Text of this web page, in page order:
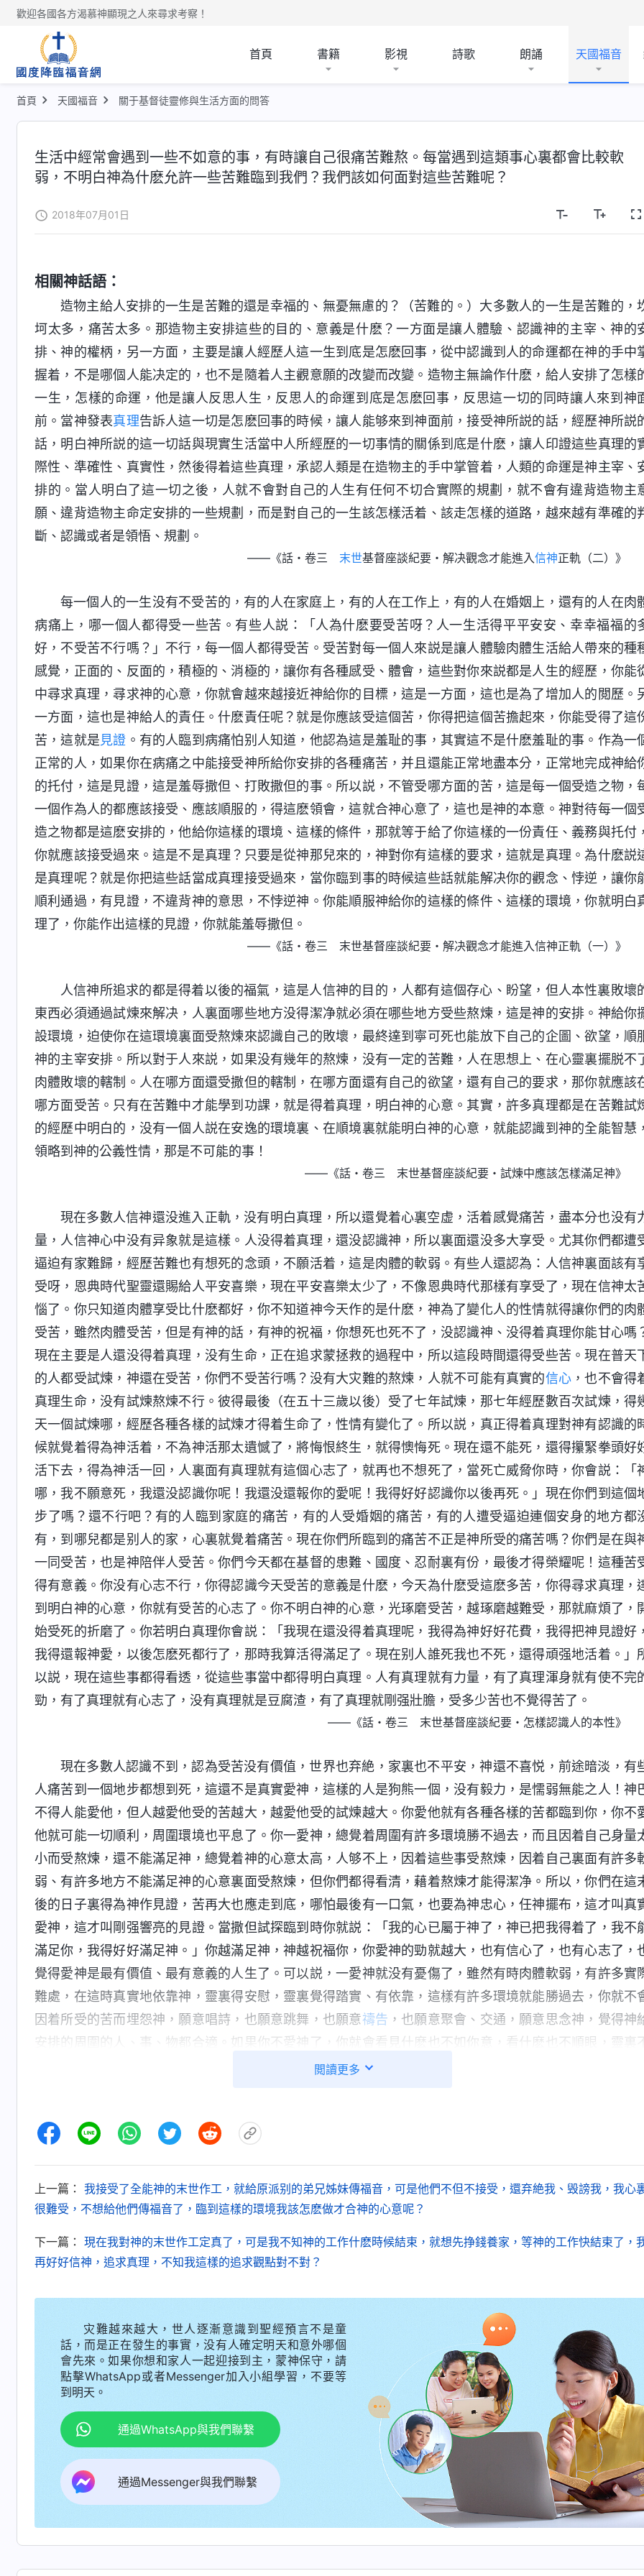
歡迎各國各方渴慕神顯現之人來尋求考察！
首頁 書籍 影視 詩歌 朗誦 天國福音
首頁 天國福音 關于基督徒靈修與生活方面的問答
生活中經常會遇到一些不如意的事，有時讓自己很痛苦難熬。每當遇到這類事心裏都會比較軟
弱，不明白神為什麽允許一些苦難臨到我們？我們該如何面對這些苦難呢？
2018年07月01日
相關神話語：
造物主給人安排的一生是苦難的還是幸福的、無憂無慮的？（苦難的。）大多數人的一生是苦難的，
坷太多，痛苦太多。那造物主安排這些的目的、意義是什麽？一方面是讓人體驗、認識神的主宰、神的
排、神的權柄，另一方面，主要是讓人經歷人這一生到底是怎麽回事，從中認識到人的命運都在神的手中
握着，不是哪個人能决定的，也不是隨着人主觀意願的改變而改變。造物主無論作什麽，給人安排了怎樣
一生，怎樣的命運，他是讓人反思人生，反思人的命運到底是怎麽回事，反思這一切的同時讓人來到神
前。當神發表真理告訴人這一切是怎麽回事的時候，讓人能够來到神面前，接受神所説的話，經歷神所説
話，明白神所説的這一切話與現實生活當中人所經歷的一切事情的關係到底是什麽，讓人印證這些真理的
際性、準確性、真實性，然後得着這些真理，承認人類是在造物主的手中掌管着，人類的命運是神主宰、
排的。當人明白了這一切之後，人就不會對自己的人生有任何不切合實際的規劃，就不會有違背造物主
願、違背造物主命定安排的一些規劃，而是對自己的一生該怎樣活着、該走怎樣的道路，越來越有準確的
斷、認識或者是領悟、規劃。
——《話・卷三末世基督座談紀要・解决觀念才能進入信神正軌（二）》
每一個人的一生没有不受苦的，有的人在家庭上，有的人在工作上，有的人在婚姻上，還有的人在肉
病痛上，哪一個人都得受一些苦。有些人説：「人為什麽要受苦呀？人一生活得平平安安、幸幸福福的
好，不受苦不行嗎？」不行，每一個人都得受苦。受苦對每一個人來説是讓人體驗肉體生活給人帶來的種
感覺，正面的、反面的，積極的、消極的，讓你有各種感受、體會，這些對你來説都是人生的經歷，你能
中尋求真理，尋求神的心意，你就會越來越接近神給你的目標，這是一方面，這也是為了增加人的閲歷。
一方面，這也是神給人的責任。什麽責任呢？就是你應該受這個苦，你得把這個苦擔起來，你能受得了這
苦，這就是見證 。有的人臨到病痛怕别人知道，他認為這是羞耻的事，其實這不是什麽羞耻的事。作為一
正常的人，如果你在病痛之中能接受神所給你安排的各種痛苦，并且還能正常地盡本分，正常地完成神給
的托付，這是見證，這是羞辱撒但、打敗撒但的事。所以説，不管受哪方面的苦，這是每一個受造之物，
一個作為人的都應該接受、應該順服的，得這麽領會，這就合神心意了，這也是神的本意。神對待每一個
造之物都是這麽安排的，他給你這樣的環境、這樣的條件，那就等于給了你這樣的一份責任、義務與托付，
你就應該接受過來。這是不是真理？只要是從神那兒來的，神對你有這樣的要求，這就是真理。為什麽説
是真理呢？就是你把這些話當成真理接受過來，當你臨到事的時候這些話就能解决你的觀念、悖逆，讓你
順利通過，有見證，不違背神的意思，不悖逆神。你能順服神給你的這樣的條件、這樣的環境，你就明白
理了，你能作出這樣的見證，你就能羞辱撒但。
——《話・卷三 末世基督座談紀要・解决觀念才能進入信神正軌（一）》
人信神所追求的都是得着以後的福氣，這是人信神的目的，人都有這個存心、盼望，但人本性裏敗壞
東西必須通過試煉來解决，人裏面哪些地方没得潔净就必須在哪些地方受些熬煉，這是神的安排。神給你
設環境，迫使你在這環境裏面受熬煉來認識自己的敗壞，最終達到寧可死也能放下自己的企圖、欲望，順
神的主宰安排。所以對于人來説，如果没有幾年的熬煉，没有一定的苦難，人在思想上、在心靈裏擺脱不
肉體敗壞的轄制。人在哪方面還受撒但的轄制，在哪方面還有自己的欲望，還有自己的要求，那你就應該
哪方面受苦。只有在苦難中才能學到功課，就是得着真理，明白神的心意。其實，許多真理都是在苦難試
的經歷中明白的，没有一個人説在安逸的環境裏、在順境裏就能明白神的心意，就能認識到神的全能智慧，
領略到神的公義性情，那是不可能的事！
——《話・卷三 末世基督座談紀要・試煉中應該怎樣滿足神》
現在多數人信神還没進入正軌，没有明白真理，所以還覺着心裏空虚，活着感覺痛苦，盡本分也没有
量，人信神心中没有异象就是這樣。人没得着真理，還没認識神，所以裏面還没多大享受。尤其你們都遭
逼迫有家難歸，經歷苦難也有想死的念頭，不願活着，這是肉體的軟弱。有些人還認為：人信神裏面該有
受呀，恩典時代聖靈還賜給人平安喜樂，現在平安喜樂太少了，不像恩典時代那樣有享受了，現在信神太
惱了。你只知道肉體享受比什麽都好，你不知道神今天作的是什麽，神為了變化人的性情就得讓你們的肉
受苦，雖然肉體受苦，但是有神的話，有神的祝福，你想死也死不了，没認識神、没得着真理你能甘心嗎
現在主要是人還没得着真理，没有生命，正在追求蒙拯救的過程中，所以這段時間還得受些苦。現在普天
的人都受試煉，神還在受苦，你們不受苦行嗎？没有大灾難的熬煉，人就不可能有真實的信心 ，也不會得
真理生命，没有試煉熬煉不行。彼得最後（在五十三歲以後）受了七年試煉，那七年經歷數百次試煉，得
天一個試煉哪，經歷各種各樣的試煉才得着生命了，性情有變化了。所以説，真正得着真理對神有認識的
候就覺着得為神活着，不為神活那太遺憾了，將悔恨終生，就得懊悔死。現在還不能死，還得攥緊拳頭好
活下去，得為神活一回，人裏面有真理就有這個心志了，就再也不想死了，當死亡威脅你時，你會説：「
哪，我不願意死，我還没認識你呢！我還没還報你的愛呢！我得好好認識你以後再死。」現在你們到這個
步了嗎？還不行吧？有的人臨到家庭的痛苦，有的人受婚姻的痛苦，有的人遭受逼迫連個安身的地方都
有，到哪兒都是别人的家，心裏就覺着痛苦。現在你們所臨到的痛苦不正是神所受的痛苦嗎？你們是在與
一同受苦，也是神陪伴人受苦。你們今天都在基督的患難、國度、忍耐裏有份，最後才得榮耀呢！這種苦
得有意義。你没有心志不行，你得認識今天受苦的意義是什麽，今天為什麽受這麽多苦，你得尋求真理，
到明白神的心意，你就有受苦的心志了。你不明白神的心意，光琢磨受苦，越琢磨越難受，那就麻煩了，
始受死的折磨了。你若明白真理你會説：「我現在還没得着真理呢，我得為神好好花費，我得把神見證好，
我得還報神愛，以後怎麽死都行了，那時我算活得滿足了。現在别人誰死我也不死，還得頑强地活着。」
以説，現在這些事都得看透，從這些事當中都得明白真理。人有真理就有力量，有了真理渾身就有使不完
勁，有了真理就有心志了，没有真理就是豆腐渣，有了真理就剛强壯膽，受多少苦也不覺得苦了。
——《話・卷三 末世基督座談紀要・怎樣認識人的本性》
現在多數人認識不到，認為受苦没有價值，世界也弃絶，家裏也不平安，神還不喜悦，前途暗淡，有
人痛苦到一個地步都想到死，這還不是真實愛神，這樣的人是狗熊一個，没有毅力，是懦弱無能之人！神
不得人能愛他，但人越愛他受的苦越大，越愛他受的試煉越大。你愛他就有各種各樣的苦都臨到你，你不
他就可能一切順利，周圍環境也平息了。你一愛神，總覺着周圍有許多環境勝不過去，而且因着自己身量
小而受熬煉，還不能滿足神，總覺着神的心意太高，人够不上，因着這些事受熬煉，因着自己裏面有許多
弱、有許多地方不能滿足神的心意裏面受熬煉，但你們都得看清，藉着熬煉才能得潔净。所以，你們在這
後的日子裏得為神作見證，苦再大也應走到底，哪怕最後有一口氣，也要為神忠心，任神擺布，這才叫真
愛神，這才叫剛强響亮的見證。當撒但試探臨到時你就説：「我的心已屬于神了，神已把我得着了，我不
滿足你，我得好好滿足神。」你越滿足神，神越祝福你，你愛神的勁就越大，也有信心了，也有心志了，
覺得愛神是最有價值、最有意義的人生了。可以説，一愛神就没有憂傷了，雖然有時肉體軟弱，有許多實
難處，在這時真實地依靠神，靈裏得安慰，靈裏覺得踏實、有依靠，這樣有許多環境就能勝過去，你就不
因着所受的苦而埋怨神，願意唱詩，也願意跳舞，也願意禱告 ，也願意聚會、交通，願意思念神，覺得神
安排的周圍的人、事、物都合適。如果你不愛神了，你就會看見什麽也不如你意，看什麽也不順眼，靈裏
得釋放、受壓，對神總有埋怨之心，總覺着自己受的苦太多、太委屈。你若不是為了喜樂而追求，乃是為了
顆愛神的心，在深處渴慕神，在深處想念神，這就是實際身量。你到底有多大身量，就看你愛神的心有多
場，事實臨到時就看出你愛神的心到底如何。
——《話・卷一 神的顯現與作工・經歷痛苦試煉才知神可愛》
神越熬煉人，使人的心越能愛神，人的心受痛苦對人的生命都有益處，更能安静在神面前，與神的關
更密切，更能看見神極大的愛，看見神極大的拯救。彼得經歷數百次熬煉，約伯也幾經試煉，你們要想被神
全。熬煉是神成全人的最好方式，只有藉着熬煉，藉着痛苦的試煉，才能使人心裏對神發出真實的愛。没有
苦難，人對神就没有真實的愛，裏面没有試煉，没有真實的熬煉臨到，人的心總是在外面漂着，受熬煉到一
個地步，你看見自己的軟弱、自己的難處，看見自己的缺少太多，遇到許多難處都勝不過去，看見自己的悖
逆太多。試煉之中才能真正地認識自己的實在情形，試煉更能成全人。
——《話・卷一 神的顯現與作工・經歷痛苦試煉才知神可愛》
你對神的性情如果不認識，在試煉當中你必然得倒下，因為你不知道神是怎樣成全人的，你不知道神是
藉着哪種方式來成全人，當神的試煉臨到你，不符合你的觀念你就站立不住了。神真實的愛就是神的全部
情，神全部性情向人一顯明，給你的肉體帶來的是什麽？神的公義性情向人一顯明，人的肉體必然要受許
痛苦，不受這些痛苦達不到被神成全，你也不能把真實的愛獻給神，神若成全你，必須得把他的全部性情向
你顯明。從創世以來到現在，神的全部性情從未向人顯明，在末世神將他的全部性情向他所預定揀選的這
人顯明，而且藉着成全人的時候顯明他的性情，藉此作成一班人，這是神對人真實的愛。經歷神對人真實
閲讀更多
上一篇： 我接受了全能神的末世作工，就給原派别的弟兄姊妹傳福音，可是他們不但不接受，還弃絶我、毁謗我，我心
很難受，不想給他們傳福音了，臨到這樣的環境我該怎麽做才合神的心意呢？
下一篇： 現在我對神的末世作工定真了，可是我不知神的工作什麽時候結束，就想先挣錢養家，等神的工作快結束了，
再好好信神，追求真理，不知我這樣的追求觀點對不對？
灾難越來越大，世人逐漸意識到聖經預言不是童
話，而是正在發生的事實，没有人確定明天和意外哪個
會先來。如果你想和家人一起迎接到主，蒙神保守，請
點擊WhatsApp或者Messenger加入小組學習，不要等
到明天。
通過WhatsApp與我們聯繫
通過Messenger與我們聯繫